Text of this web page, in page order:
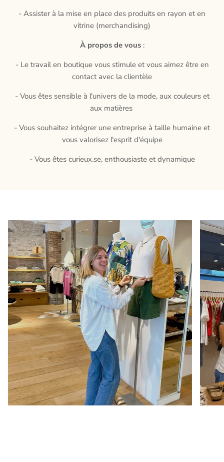
- Assister à la mise en place des produits en rayon et en
vitrine (merchandising)
À propos de vous:
- Le travail en boutique vous stimule et vous aimez être en
contact avec la clientèle
- Vous êtes sensible à l'univers de la mode, aux couleurs et
aux matières
- Vous souhaitez intégrer une entreprise à taille humaine et
vous valorisez l'esprit d'équipe
- Vous êtes curieux.se, enthousiaste et dynamique